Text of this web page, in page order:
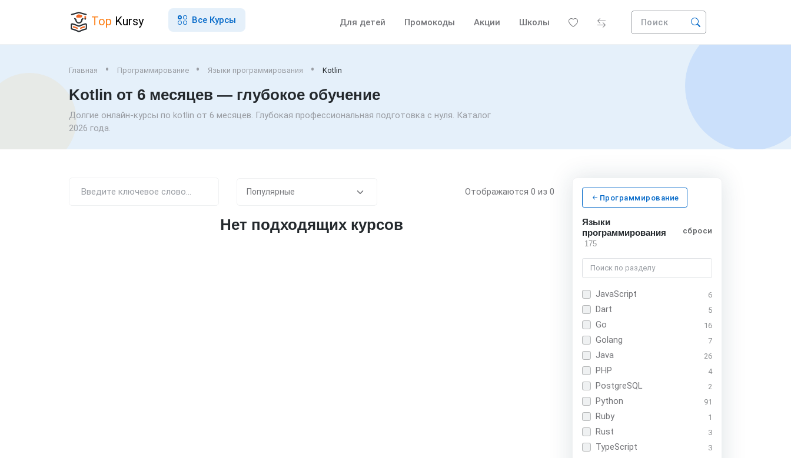
Top Kursy Все Курсы Для детей Промокоды Акции Школы Поиск
Главная Программирование Языки программирования Kotlin
Kotlin от 6 месяцев — глубокое обучение
Долгие онлайн-курсы по kotlin от 6 месяцев. Глубокая профессиональная подготовка с нуля. Каталог
2026 года.
Отображаются 0 из 0
Нет подходящих курсов
Программирование
Языки
программирования
175
сбросить
JavaScript 6
Dart 5
Go 16
Golang 7
Java 26
PHP 4
PostgreSQL 2
Python 91
Ruby 1
Rust 3
TypeScript 3